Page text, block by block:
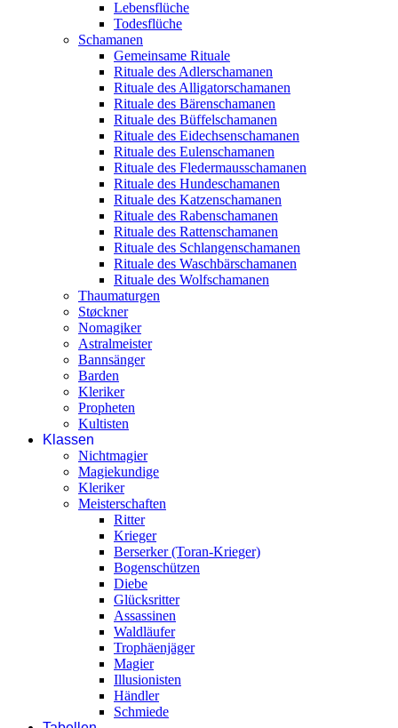
Lebensflüche
Todesflüche
Schamanen
Gemeinsame Rituale
Rituale des Adlerschamanen
Rituale des Alligatorschamanen
Rituale des Bärenschamanen
Rituale des Büffelschamanen
Rituale des Eidechsenschamanen
Rituale des Eulenschamanen
Rituale des Fledermausschamanen
Rituale des Hundeschamanen
Rituale des Katzenschamanen
Rituale des Rabenschamanen
Rituale des Rattenschamanen
Rituale des Schlangenschamanen
Rituale des Waschbärschamanen
Rituale des Wolfschamanen
Thaumaturgen
Støckner
Nomagiker
Astralmeister
Bannsänger
Barden
Kleriker
Propheten
Kultisten
Klassen
Nichtmagier
Magiekundige
Kleriker
Meisterschaften
Ritter
Krieger
Berserker (Toran-Krieger)
Bogenschützen
Diebe
Glücksritter
Assassinen
Waldläufer
Trophäenjäger
Magier
Illusionisten
Händler
Schmiede